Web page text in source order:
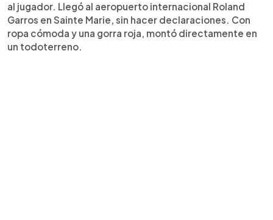
al jugador. Llegó al aeropuerto internacional Roland
Garros en Sainte Marie, sin hacer declaraciones. Con
ropa cómoda y una gorra roja, montó directamente en
un todoterreno.